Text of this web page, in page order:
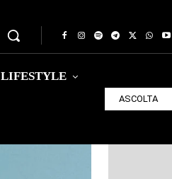
LIFESTYLE
ASCOLTA